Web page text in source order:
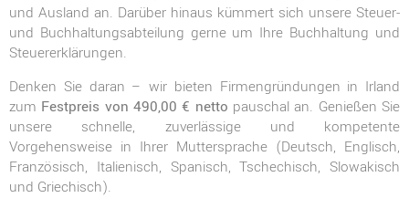
und Ausland an. Darüber hinaus kümmert sich unsere Steuer-
und Buchhaltungsabteilung gerne um Ihre Buchhaltung und
Steuererklärungen.
Denken Sie daran – wir bieten Firmengründungen in Irland
zum Festpreis von 490,00 € netto pauschal an. Genießen Sie
unsere schnelle, zuverlässige und kompetente
Vorgehensweise in Ihrer Muttersprache (Deutsch, Englisch,
Französisch, Italienisch, Spanisch, Tschechisch, Slowakisch
und Griechisch).